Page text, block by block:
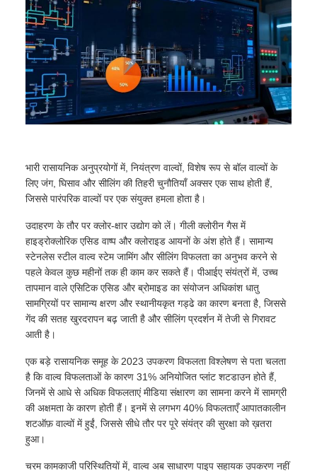
भारी रासायनिक अनुप्रयोगों में, नियंत्रण वाल्वों, विशेष रूप से बॉल वाल्वों के
लिए जंग, घिसाव और सीलिंग की तिहरी चुनौतियाँ अक्सर एक साथ होती हैं,
जिससे पारंपरिक वाल्वों पर एक संयुक्त हमला होता है।
उदाहरण के तौर पर क्लोर-क्षार उद्योग को लें। गीली क्लोरीन गैस में
हाइड्रोक्लोरिक एसिड वाष्प और क्लोराइड आयनों के अंश होते हैं। सामान्य
स्टेनलेस स्टील वाल्व स्टेम जामिंग और सीलिंग विफलता का अनुभव करने से
पहले केवल कुछ महीनों तक ही काम कर सकते हैं। पीआईए संयंत्रों में, उच्च
तापमान वाले एसिटिक एसिड और ब्रोमाइड का संयोजन अधिकांश धातु
सामग्रियों पर सामान्य क्षरण और स्थानीयकृत गड्ढे का कारण बनता है, जिससे
गेंद की सतह खुरदरापन बढ़ जाती है और सीलिंग प्रदर्शन में तेजी से गिरावट
आती है।
एक बड़े रासायनिक समूह के 2023 उपकरण विफलता विश्लेषण से पता चलता
है कि वाल्व विफलताओं के कारण 31% अनियोजित प्लांट शटडाउन होते हैं,
जिनमें से आधे से अधिक विफलताएं मीडिया संक्षारण का सामना करने में सामग्री
की अक्षमता के कारण होती हैं। इनमें से लगभग 40% विफलताएँ आपातकालीन
शटऑफ़ वाल्वों में हुईं, जिससे सीधे तौर पर पूरे संयंत्र की सुरक्षा को ख़तरा
हुआ।
चरम कामकाजी परिस्थितियों में, वाल्व अब साधारण पाइप सहायक उपकरण नहीं